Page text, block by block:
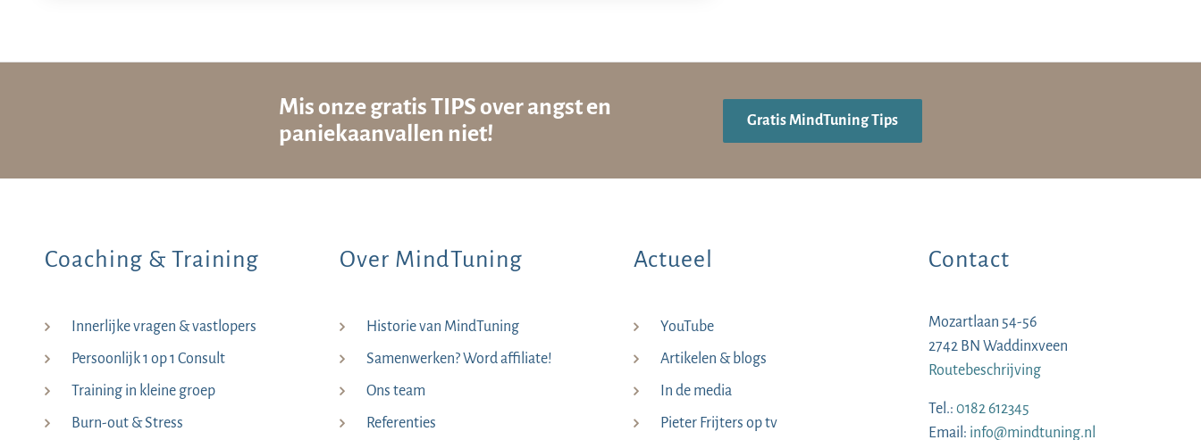
Mis onze gratis TIPS over angst en
paniekaanvallen niet!
Gratis MindTuning Tips
Coaching & Training
Innerlijke vragen & vastlopers
Persoonlijk 1 op 1 Consult
Training in kleine groep
Burn-out & Stress
Over MindTuning
Historie van MindTuning
Samenwerken? Word affiliate!
Ons team
Referenties
Actueel
YouTube
Artikelen & blogs
In de media
Pieter Frijters op tv
Contact
Mozartlaan 54-56
2742 BN Waddinxveen
Routebeschrijving
Tel.: 0182 612345
Email: info@mindtuning.nl